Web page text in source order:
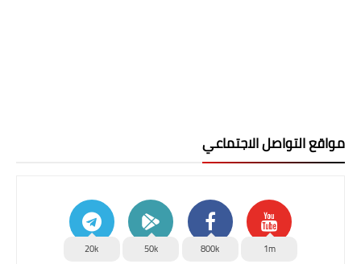
مواقع التواصل الاجتماعي
1m
800k
50k
20k